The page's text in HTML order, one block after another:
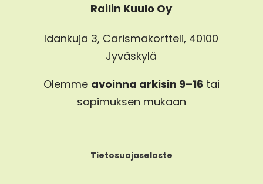
Railin Kuulo Oy
Idankuja 3, Carismakortteli, 40100
Jyväskylä
Olemme avoinna arkisin 9–16 tai
sopimuksen mukaan
Tietosuojaseloste